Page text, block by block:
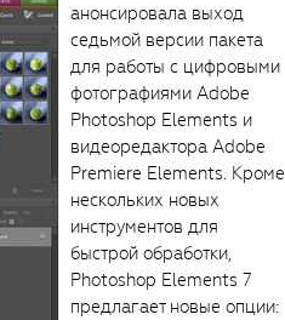
анонсировала выход
седьмой версии пакета
для работы с цифровыми
фотографиями Adobe
Photoshop Elements и
видеоредактора Adobe
Premiere Elements. Кроме
нескольких новых
инструментов для
быстрой обработки,
Photoshop Elements 7
предлагает новые опции: